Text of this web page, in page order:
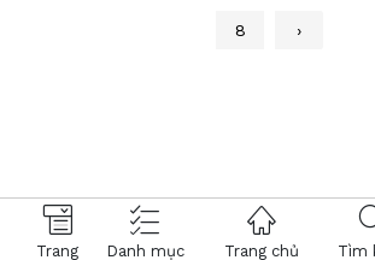
Trang Danh mục Trang chủ Tìm
8 ›
© 2026 Hệ thống Kính Mắt Việt Tín.
NTMTech